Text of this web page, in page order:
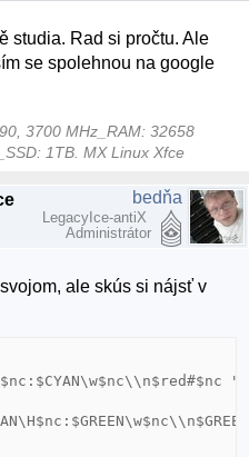
studia. Rad si pročtu. Ale
se spolehnou na google
3700 MHz_RAM: 32658
1TB. MX Linux Xfce
bedňa
LegacyIce-antiX
Administrátor
ale skús si nájsť v
"